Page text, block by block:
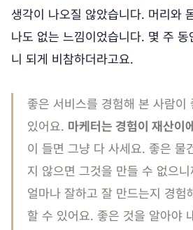
생각이 나오질 않았습니다. 머리와
나도 없는 느낌이었습니다. 몇 주 동
니 되게 비참하더라고요.
좋은 서비스를 경험해 본 사람이
있어요. 마케터는 경험이 재산이
이 들면 그냥 다 사세요. 좋은 물
지 않으면 그것을 만들 수 없으니
얼마나 잘하고 잘 만드는지 경험
할 수 있어요. 좋은 것을 알아야